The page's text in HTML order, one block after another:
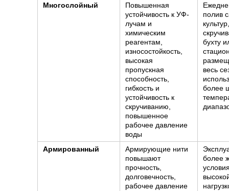
Многослойный
Повышенная
устойчивость к УФ-
лучам и
химическим
реагентам,
износостойкость,
высокая
пропускная
способность,
гибкость и
устойчивость к
скручиванию,
повышенное
рабочее давление
воды
полив
культур,
бухту
весь
более
Армированный
Армирующие нити
повышают
прочность,
долговечность,
рабочее давление
более